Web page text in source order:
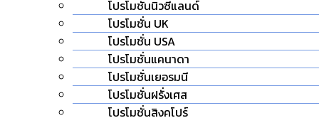
โปรโมชั่นนิวซีแลนด์
โปรโมชั่น UK
โปรโมชั่น USA
โปรโมชั่นแคนาดา
โปรโมชั่นเยอรมนี
โปรโมชั่นฝรั่งเศส
โปรโมชั่นสิงคโปร์